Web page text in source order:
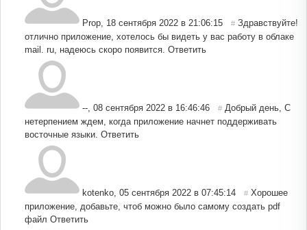
Prop, 18 сентября 2022 в 21:06:15 # Здравствуйте!
отлично приложение, хотелось бы видеть у вас работу в облаке
mail. ru, надеюсь скоро появится. Ответить
--, 08 сентября 2022 в 16:46:46 # Добрый день, С
нетерпением ждем, когда приложение начнет поддерживать
восточные языки. Ответить
kotenko, 05 сентября 2022 в 07:45:14 # Хорошее
приложение, добавьте, чтоб можно было самому создать pdf
файл Ответить